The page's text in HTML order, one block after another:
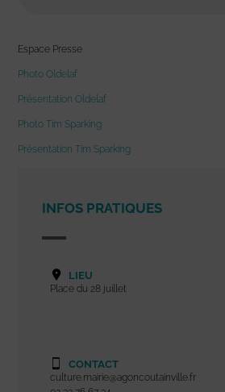
Espace Presse
Photo Oldelaf
Présentation Oldelaf
Photo Tim Sparking
Présentation Tim Sparking
INFOS PRATIQUES
LIEU
Place du 28 juillet
CONTACT
culture.mairie@agoncoutainville.fr